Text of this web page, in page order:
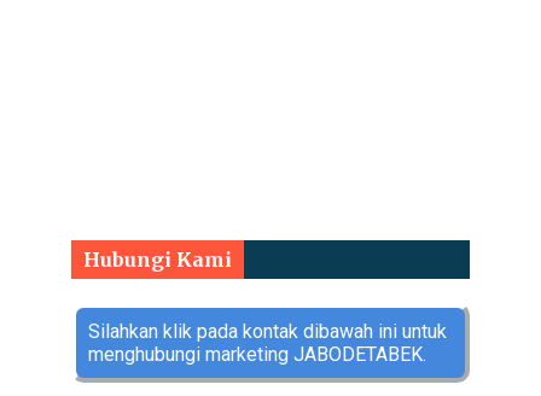
Hubungi Kami
Silahkan klik pada kontak dibawah ini untuk
menghubungi marketing JABODETABEK.